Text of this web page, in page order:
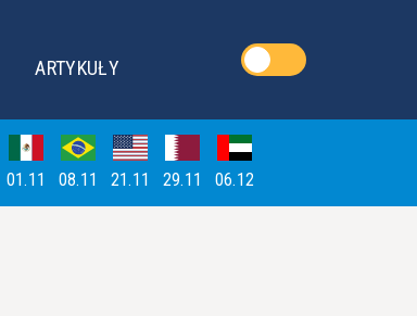
ARTYKUŁY
01.11 08.11 21.11 29.11 06.12